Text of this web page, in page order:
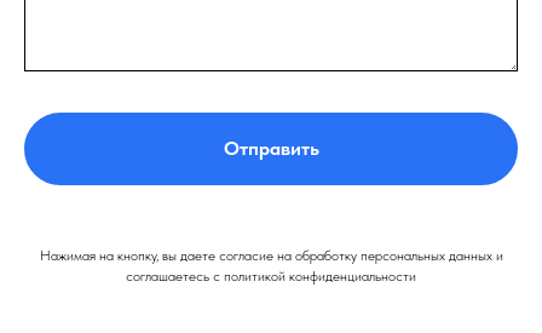
Отправить
Нажимая на кнопку, вы даете согласие на обработку персональных данных и
соглашаетесь c политикой конфиденциальности